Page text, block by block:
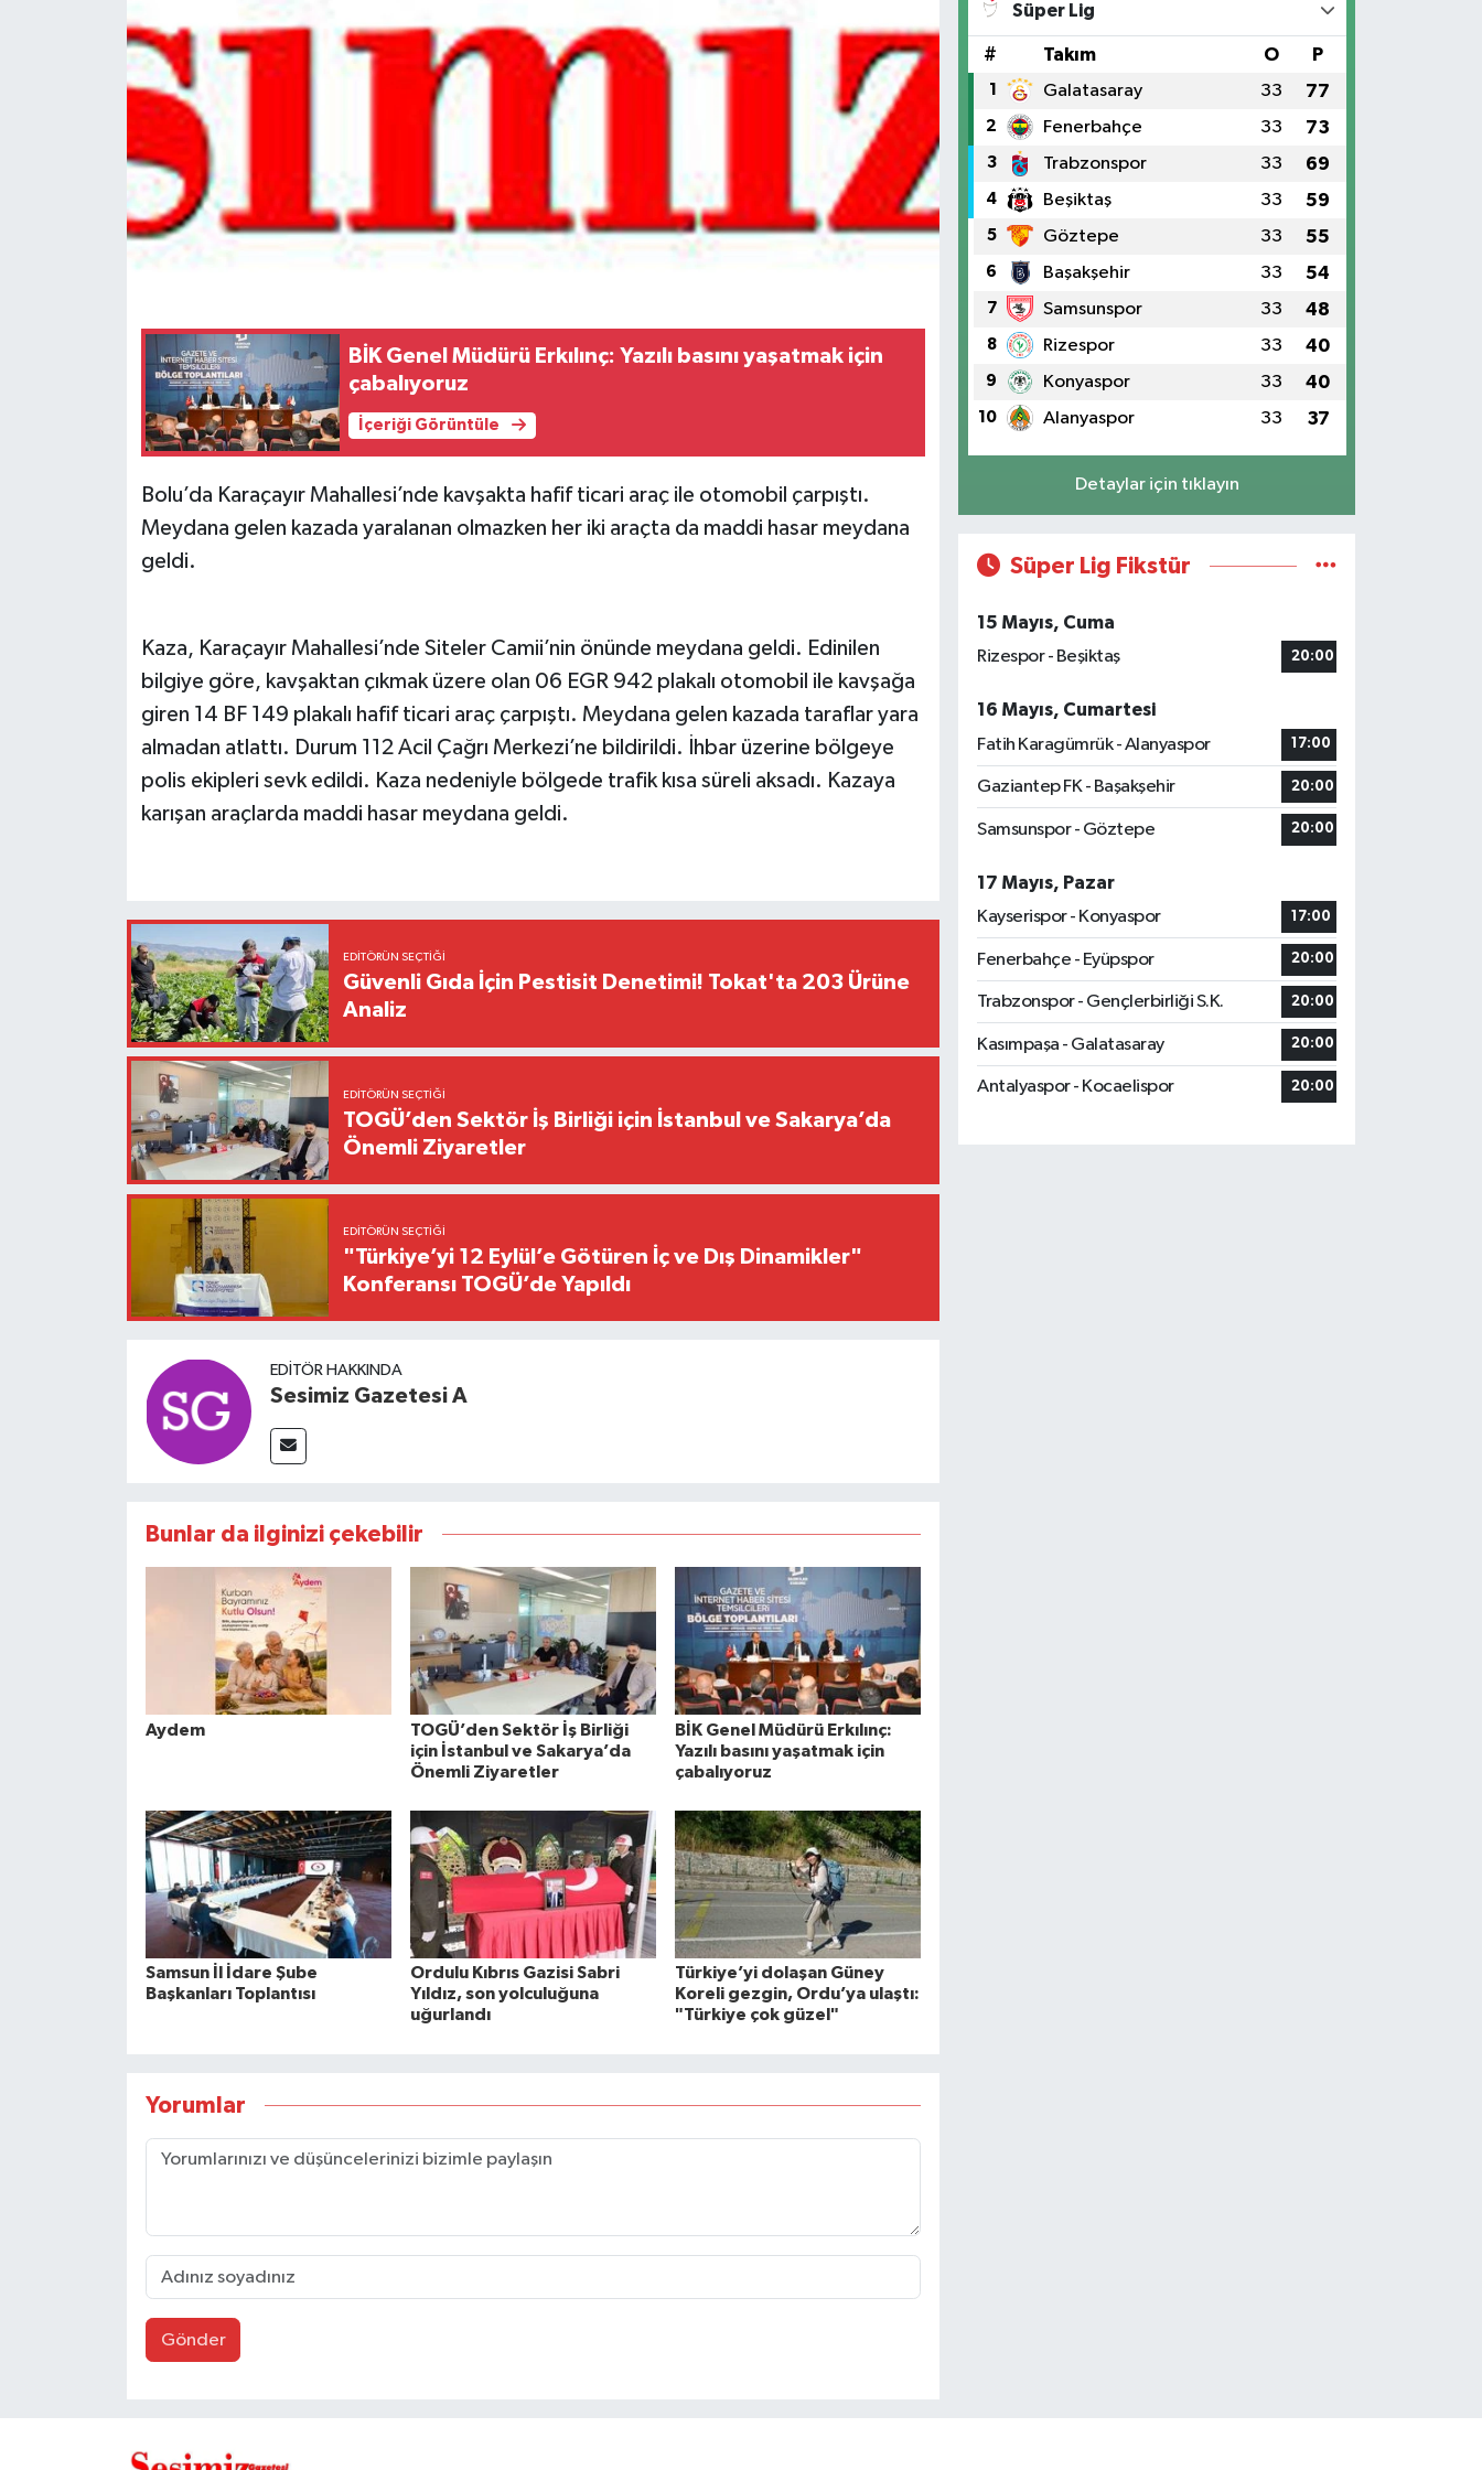
BİK Genel Müdürü Erkılınç: Yazılı basını yaşatmak için
çabalıyoruz
İçeriği Görüntüle
Bolu’da Karaçayır Mahallesi’nde kavşakta hafif ticari araç ile otomobil çarpıştı.
Meydana gelen kazada yaralanan olmazken her iki araçta da maddi hasar meydana
geldi.
Kaza, Karaçayır Mahallesi’nde Siteler Camii’nin önünde meydana geldi. Edinilen
bilgiye göre, kavşaktan çıkmak üzere olan 06 EGR 942 plakalı otomobil ile kavşağa
giren 14 BF 149 plakalı hafif ticari araç çarpıştı. Meydana gelen kazada taraflar yara
almadan atlattı. Durum 112 Acil Çağrı Merkezi’ne bildirildi. İhbar üzerine bölgeye
polis ekipleri sevk edildi. Kaza nedeniyle bölgede trafik kısa süreli aksadı. Kazaya
karışan araçlarda maddi hasar meydana geldi.
EDITÖRÜN SEÇTIĞI
Güvenli Gıda İçin Pestisit Denetimi! Tokat'ta 203 Ürüne
Analiz
EDITÖRÜN SEÇTIĞI
TOGÜ’den Sektör İş Birliği için İstanbul ve Sakarya’da
Önemli Ziyaretler
EDITÖRÜN SEÇTIĞI
"Türkiye’yi 12 Eylül’e Götüren İç ve Dış Dinamikler"
Konferansı TOGÜ’de Yapıldı
EDITÖR HAKKINDA
Sesimiz Gazetesi A
Bunlar da ilginizi çekebilir
Aydem
TOGÜ’den Sektör İş Birliği
için İstanbul ve Sakarya’da
Önemli Ziyaretler
BİK Genel Müdürü Erkılınç:
Yazılı basını yaşatmak için
çabalıyoruz
Samsun İl İdare Şube
Başkanları Toplantısı
Ordulu Kıbrıs Gazisi Sabri
Yıldız, son yolculuğuna
uğurlandı
Türkiye’yi dolaşan Güney
Koreli gezgin, Ordu’ya ulaştı:
"Türkiye çok güzel"
Yorumlar
Gönder
Süper Lig
# Takım O P
1 Galatasaray 33 77
2 Fenerbahçe 33 73
3 Trabzonspor 33 69
4 Beşiktaş 33 59
5 Göztepe 33 55
6 Başakşehir 33 54
7 Samsunspor 33 48
8 Rizespor 33 40
9 Konyaspor 33 40
10 Alanyaspor 33 37
Detaylar için tıklayın
Süper Lig Fikstür
15 Mayıs, Cuma
Rizespor - Beşiktaş
20:00
16 Mayıs, Cumartesi
Fatih Karagümrük - Alanyaspor
17:00
Gaziantep FK - Başakşehir 20:00
Samsunspor - Göztepe 20:00
17 Mayıs, Pazar
Kayserispor - Konyaspor
17:00
Fenerbahçe - Eyüpspor 20:00
Trabzonspor - Gençlerbirliği S.K. 20:00
Kasımpaşa - Galatasaray 20:00
Antalyaspor - Kocaelispor 20:00
Teknoloji
Tokat Haberleri